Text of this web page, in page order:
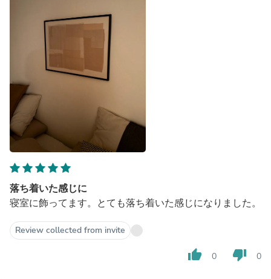
落ち着いた感じに
寝室に飾ってます。とても落ち着いた感じになりました。
Review collected from invite
thumb_up 0 thumb_down 0